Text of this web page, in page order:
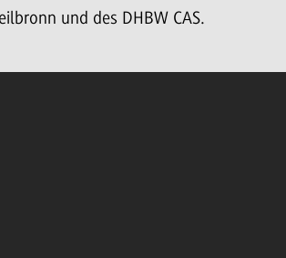
und des DHBW CAS.